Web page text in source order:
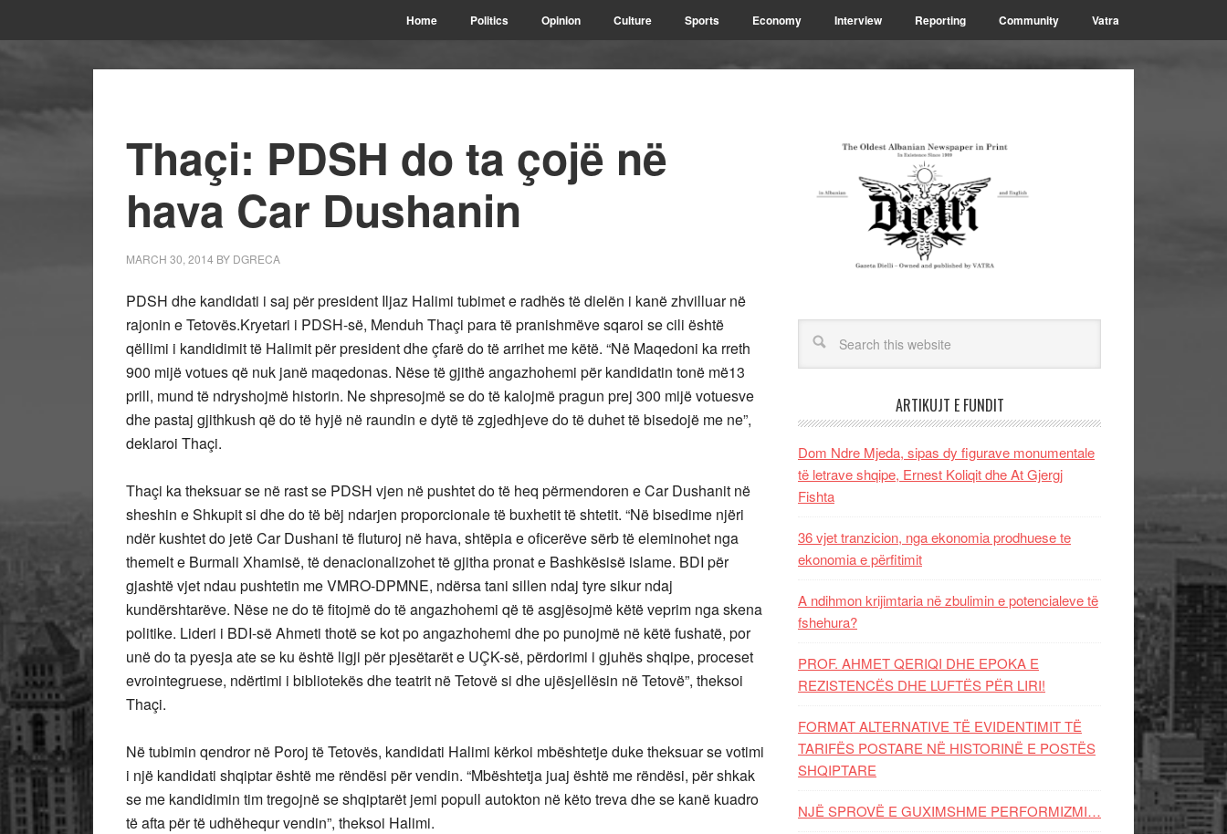
Home Politics Opinion Culture Sports Economy Interview Reporting Community Vatra
Thaçi: PDSH do ta çojë në
hava Car Dushanin
MARCH 30, 2014 BY DGRECA
PDSH dhe kandidati i saj për president Iljaz Halimi tubimet e radhës të dielën i kanë zhvilluar në
rajonin e Tetovës.Kryetari i PDSH-së, Menduh Thaçi para të pranishmëve sqaroi se cili është
qëllimi i kandidimit të Halimit për president dhe çfarë do të arrihet me këtë. “Në Maqedoni ka rreth
900 mijë votues që nuk janë maqedonas. Nëse të gjithë angazhohemi për kandidatin tonë më13
prill, mund të ndryshojmë historin. Ne shpresojmë se do të kalojmë pragun prej 300 mijë votuesve
dhe pastaj gjithkush që do të hyjë në raundin e dytë të zgjedhjeve do të duhet të bisedojë me ne”,
deklaroi Thaçi.
Thaçi ka theksuar se në rast se PDSH vjen në pushtet do të heq përmendoren e Car Dushanit në
sheshin e Shkupit si dhe do të bëj ndarjen proporcionale të buxhetit të shtetit. “Në bisedime njëri
ndër kushtet do jetë Car Dushani të fluturoj në hava, shtëpia e oficerëve sërb të eleminohet nga
themelt e Burmali Xhamisë, të denacionalizohet të gjitha pronat e Bashkësisë islame. BDI për
gjashtë vjet ndau pushtetin me VMRO-DPMNE, ndërsa tani sillen ndaj tyre sikur ndaj
kundërshtarëve. Nëse ne do të fitojmë do të angazhohemi që të asgjësojmë këtë veprim nga skena
politike. Lideri i BDI-së Ahmeti thotë se kot po angazhohemi dhe po punojmë në këtë fushatë, por
unë do ta pyesja ate se ku është ligji për pjesëtarët e UÇK-së, përdorimi i gjuhës shqipe, proceset
evrointegruese, ndërtimi i bibliotekës dhe teatrit në Tetovë si dhe ujësjellësin në Tetovë”, theksoi
Thaçi.
Në tubimin qendror në Poroj të Tetovës, kandidati Halimi kërkoi mbështetje duke theksuar se votimi
i një kandidati shqiptar është me rëndësi për vendin. “Mbështetja juaj është me rëndësi, për shkak
se me kandidimin tim tregojnë se shqiptarët jemi popull autokton në këto treva dhe se kanë kuadro
të afta për të udhëhequr vendin”, theksoi Halimi.
ARTIKUJT E FUNDIT
Dom Ndre Mjeda, sipas dy figurave monumentale
të letrave shqipe, Ernest Koliqit dhe At Gjergj
Fishta
36 vjet tranzicion, nga ekonomia prodhuese te
ekonomia e përfitimit
A ndihmon krijimtaria në zbulimin e potencialeve të
fshehura?
PROF. AHMET QERIQI DHE EPOKA E
REZISTENCЁS DHE LUFTЁS PЁR LIRI!
FORMAT ALTERNATIVE TË EVIDENTIMIT TË
TARIFËS POSTARE NË HISTORINË E POSTËS
SHQIPTARE
NJË SPROVË E GUXIMSHME PERFORMIZMI…